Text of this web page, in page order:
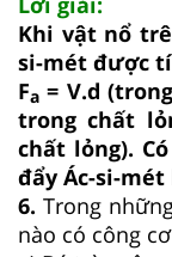
Khi vật nổ
si-mét được
Fa = V.d
trong chất
chất lỏng).
đẩy Ác-si-
6. Trong
nào có công